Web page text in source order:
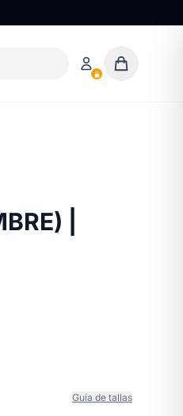
|
Guía de tallas